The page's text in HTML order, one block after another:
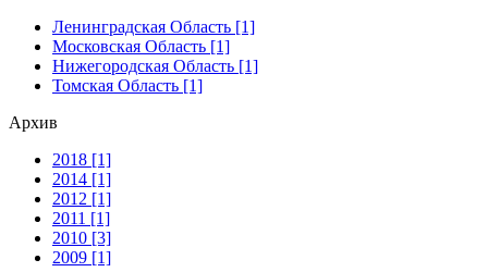
Ленинградская Область [1]
Московская Область [1]
Нижегородская Область [1]
Томская Область [1]
Архив
2018 [1]
2014 [1]
2012 [1]
2011 [1]
2010 [3]
2009 [1]